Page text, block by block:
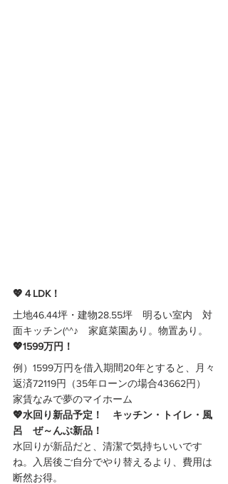
💖４LDK！
土地46.44坪・建物28.55坪　明るい室内　対
面キッチン(^^♪　家庭菜園あり。物置あり。
💖1599万円！
例）1599万円を借入期間20年とすると、月々
返済72119円（35年ローンの場合43662円）
家賃なみで夢のマイホーム
💖水回り新品予定！　キッチン・トイレ・風
呂　ぜ～んぶ新品！
水回りが新品だと、清潔で気持ちいいです
ね。入居後ご自分でやり替えるより、費用は
断然お得。